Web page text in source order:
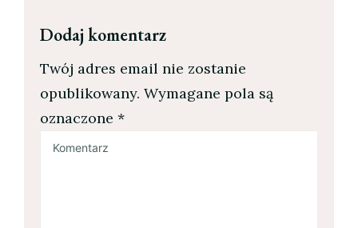
Dodaj komentarz
Twój adres email nie zostanie
opublikowany. Wymagane pola są
oznaczone *